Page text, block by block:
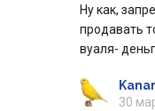
Ну как,
продавать
вуаля-
30